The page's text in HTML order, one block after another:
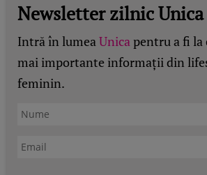
Newsletter zilnic Unica
Intră în lumeaUnicapentru a fi la
mai importante informații din
feminin.